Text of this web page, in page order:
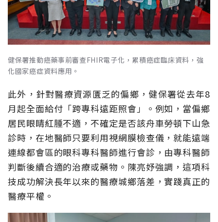
健保署推動癌藥事前審查FHIR電子化，累積癌症臨床資料，強
化國家癌症資料應用。
此外，針對醫療資源匱乏的偏鄉，健保署從去年8
月起全面給付「跨專科遠距照會」。例如，當偏鄉
居民眼睛紅腫不適，不確定是否該舟車勞頓下山急
診時，在地醫師只要利用視網膜檢查儀，就能遠端
連線都會區的眼科專科醫師進行會診，由專科醫師
判斷後續合適的治療或藥物。陳亮妤強調，這項科
技成功解決長年以來的醫療城鄉落差，實踐真正的
醫療平權。